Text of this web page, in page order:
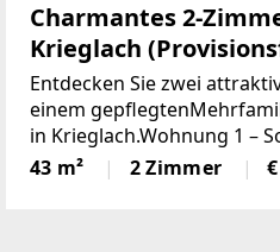
Charmantes 2-
Krieglach
Entdecken Sie zwei
einem
in Krieglach.Wohnung 1 –
480 € BruttoFrisch und wie
Wohnung wurde komplett
43 m² 2 Zimmer